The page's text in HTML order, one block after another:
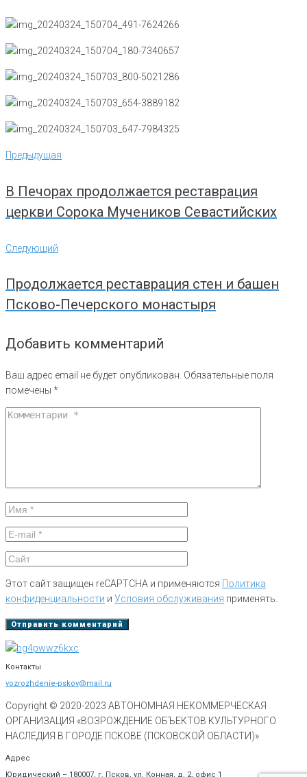
Навигация
по
Предыдущая
Предыдущая
В Печорах продолжается реставрация
церкви Сорока Мучеников Севастийских
Следующий
Следующий
Продолжается реставрация стен и башен
Псково-Печерского монастыря
Добавить комментарий
Ваш адрес email не будет опубликован. Обязательные поля
помечены *
Этот сайт защищен reCAPTCHA и применяются Политика
конфиденциальности и Условия обслуживания применять.
Контакты
vozrozhdenie-pskov@mail.ru
Copyright © 2020-2023 АВТОНОМНАЯ НЕКОММЕРЧЕСКАЯ
ОРГАНИЗАЦИЯ «ВОЗРОЖДЕНИЕ ОБЪЕКТОВ КУЛЬТУРНОГО
НАСЛЕДИЯ В ГОРОДЕ ПСКОВЕ (ПСКОВСКОЙ ОБЛАСТИ)»
Адрес
Юридический – 180007, г. Псков, ул. Конная, д. 2, офис 1